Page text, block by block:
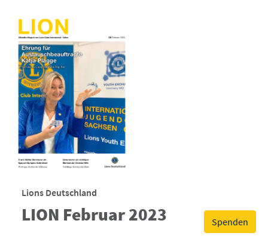
Spenden
Lions Deutschland
LION Februar 2023